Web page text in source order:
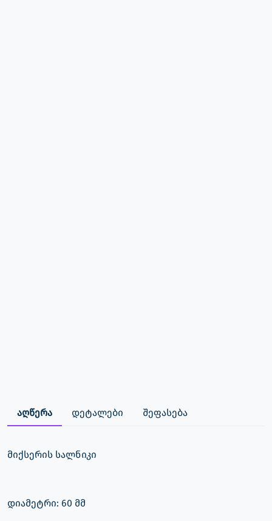
აღწერა დეტალები შეფასება
მიქსერის სალნიკი
დიამეტრი: 60 მმ